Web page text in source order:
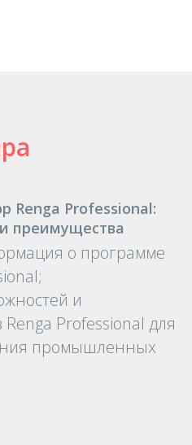
Renga Professional:
преимущества
о программе
и
Professional для
промышленных